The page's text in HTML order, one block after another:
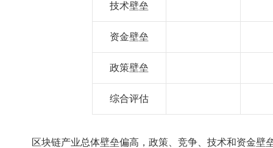
技术壁垒
资金壁垒
政策壁垒
综合评估
区块链产业总体壁垒偏高，政策、竞争、技术和资金